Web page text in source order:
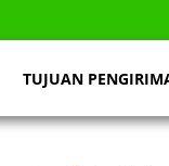
TUJUAN